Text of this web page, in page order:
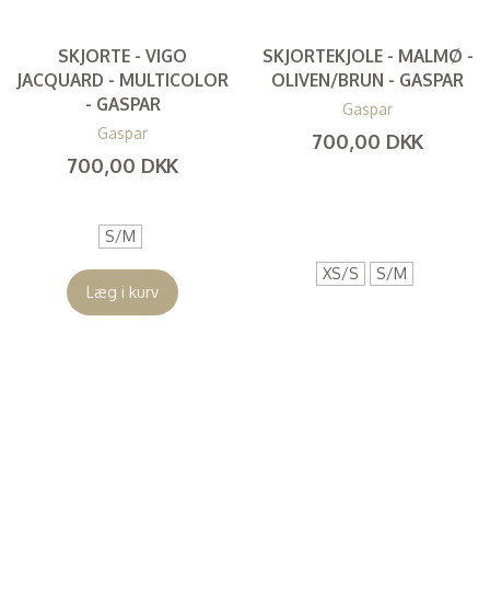
SKJORTE - VIGO
JACQUARD - MULTICOLOR
- GASPAR
Gaspar
700,00 DKK
S/M
Læg i kurv
SKJORTEKJOLE - MALMØ -
OLIVEN/BRUN - GASPAR
Gaspar
700,00 DKK
XS/S S/M